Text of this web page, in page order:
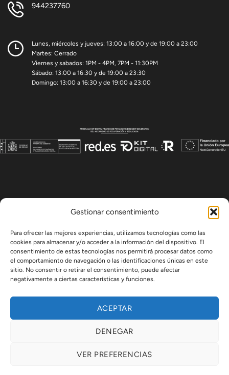
Gestionar consentimiento
Para ofrecer las mejores experiencias, utilizamos tecnologías como las
cookies para almacenar y/o acceder a la información del dispositivo. El
consentimiento de estas tecnologías nos permitirá procesar datos como
el comportamiento de navegación o las identificaciones únicas en este
sitio. No consentir o retirar el consentimiento, puede afectar
negativamente a ciertas características y funciones.
ACEPTAR
DENEGAR
VER PREFERENCIAS
944237760
Lunes, miércoles y jueves: 13:00 a 16:00 y de 19:00 a 23:00
Martes: Cerrado
Viernes y sabados: 1PM - 4PM, 7PM - 11:30PM
Sábado: 13:00 a 16:30 y de 19:00 a 23:30
Domingo: 13:00 a 16:30 y de 19:00 a 23:00
páginas web